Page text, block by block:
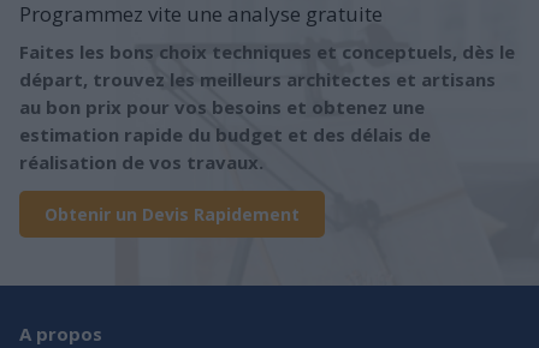
Programmez vite une analyse gratuite
Faites les bons choix techniques et conceptuels, dès le
départ, trouvez les meilleurs architectes et artisans
au bon prix pour vos besoins et obtenez une
estimation rapide du budget et des délais de
réalisation de vos travaux.
Obtenir un Devis Rapidement
A propos